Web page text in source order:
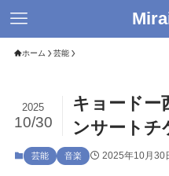
ホーム 芸能
キョードー
ンサートチ
2025
10/30
芸能 音楽 2025年10月30